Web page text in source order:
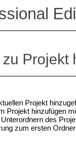
Projekt
Projekt
Projekt hinzufügen
des
zum ersten